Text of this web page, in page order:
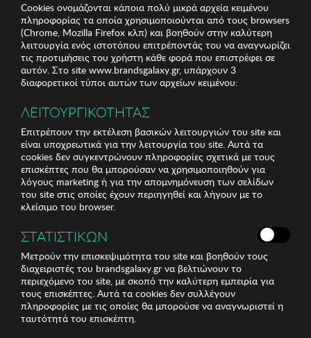
Cookies ονομάζονται κάποια πολύ μικρά αρχεία κειμένου
πληροφορίας τα οποία χρησιμοποιούνται από τους browsers
(Chrome, Mozilla Firefox κλπ) και βοηθούν στην καλύτερη
λειτουργία ενός ιστοτόπου επιτρέποντάς του να αναγνωρίζει
τις προτιμήσεις του χρήστη κάθε φορά που επιστρέφει σε
αυτόν. Στο site www.brandsgalaxy.gr, υπάρχουν 3
διαφορετικοί τύποι αυτών των αρχείων κειμένου:
ΛΕΙΤΟΥΡΓΙΚΟΤΗΤΑΣ
Επιτρέπουν την εκτέλεση βασικών λειτουργιών του site και
είναι υποχρεωτικά για την λειτουργία του site. Αυτά τα
cookies δεν συγκεντρώνουν πληροφορίες σχετικά με τους
επισκέπτες που θα μπορούσαν να χρησιμοποιηθούν για
λόγους marketing ή για την απομνημόνευση των σελίδων
του site στις οποίες έχουν περιηγηθεί και λήγουν με το
κλείσιμο του browser.
ΣΤΑΤΙΣΤΙΚΩΝ
Μετρούν την επισκεψιμότητα του site και βοηθούν τους
διαχειριστές του brandsgalaxy.gr να βελτιώνουν το
περιεχόμενο του site, με σκοπό την καλύτερη εμπειρία για
τους επισκέπτες. Αυτά τα cookies δεν συλλέγουν
πληροφορίες με τις οποίες θα μπορούσε να αναγνωριστεί η
ταυτότητά του επισκέπτη.